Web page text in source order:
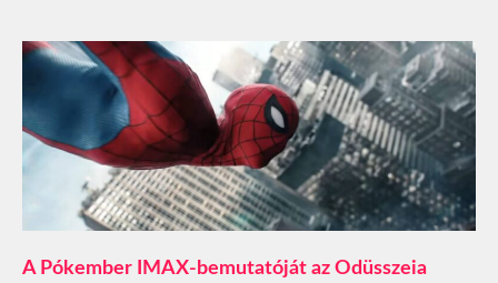
A Pókember IMAX-bemutatóját az Odüsszeia